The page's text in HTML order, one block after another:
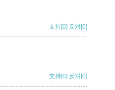
支持[0] 反对[0]
支持[0] 反对[0]